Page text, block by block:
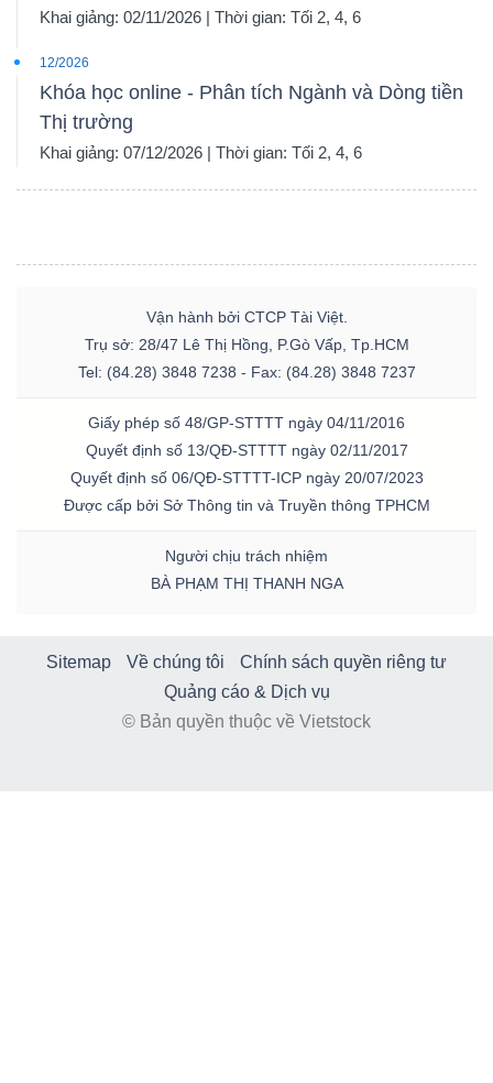
Khai giảng: 02/11/2026 | Thời gian: Tối 2, 4, 6
12/2026
Khóa học online - Phân tích Ngành và Dòng tiền
Thị trường
Khai giảng: 07/12/2026 | Thời gian: Tối 2, 4, 6
Vận hành bởi CTCP Tài Việt.
Trụ sở: 28/47 Lê Thị Hồng, P.Gò Vấp, Tp.HCM
Tel: (84.28) 3848 7238 - Fax: (84.28) 3848 7237
Giấy phép số 48/GP-STTTT ngày 04/11/2016
Quyết định số 13/QĐ-STTTT ngày 02/11/2017
Quyết định số 06/QĐ-STTTT-ICP ngày 20/07/2023
Được cấp bởi Sở Thông tin và Truyền thông TPHCM
Người chịu trách nhiệm
BÀ PHẠM THỊ THANH NGA
Sitemap Về chúng tôi
Chính sách quyền riêng tư
Quảng cáo & Dịch vụ
© Bản quyền thuộc về Vietstock